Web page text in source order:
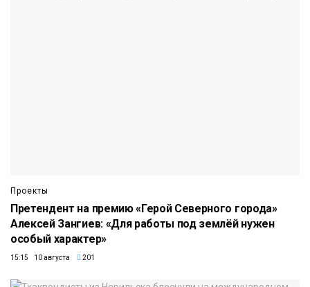
Проекты
Претендент на премию «Герой Северного города»
Алексей Зангиев: «Для работы под землёй нужен
особый характер»
15:15 10 августа 201